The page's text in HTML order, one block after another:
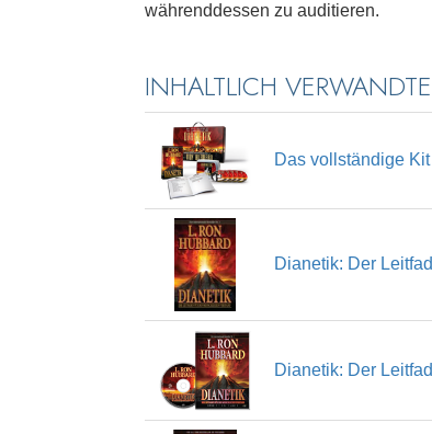
währenddessen zu auditieren.
INHALTLICH
Das vollständige
Dianetik: Der
Dianetik: Der